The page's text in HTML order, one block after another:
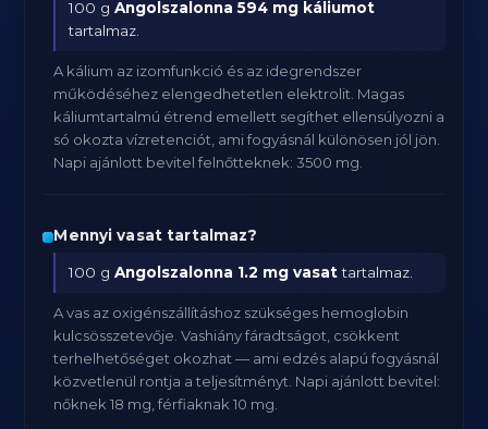
100 gAngolszalonna 594 mg káliumot
tartalmaz.
A kálium az izomfunkció és az idegrendszer
működéséhez elengedhetetlen elektrolit. Magas
káliumtartalmú étrend emellett segíthet ellensúlyozni a
só okozta vízretenciót, ami fogyásnál különösen jól jön.
Napi ajánlott bevitel felnőtteknek: 3500 mg.
Mennyi vasat tartalmaz?
100 gAngolszalonna 1.2 mg vasattartalmaz.
A vas az oxigénszállításhoz szükséges hemoglobin
kulcsösszetevője. Vashiány fáradtságot, csökkent
terhelhetőséget okozhat — ami edzés alapú fogyásnál
közvetlenül rontja a teljesítményt. Napi ajánlott bevitel:
nőknek 18 mg, férfiaknak 10 mg.